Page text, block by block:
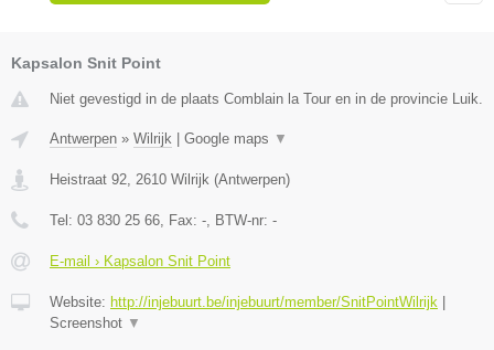
Kapsalon Snit Point
Niet gevestigd in de plaats Comblain la Tour en in de provincie Luik.
Antwerpen » Wilrijk | Google maps ▼
Heistraat 92 2610 Wilrijk (Antwerpen)
Tel: 03 830 25 66 , Fax: - , BTW-nr: -
E-mail › Kapsalon Snit Point
Website: http://injebuurt.be/injebuurt/member/SnitPointWilrijk |
Screenshot ▼